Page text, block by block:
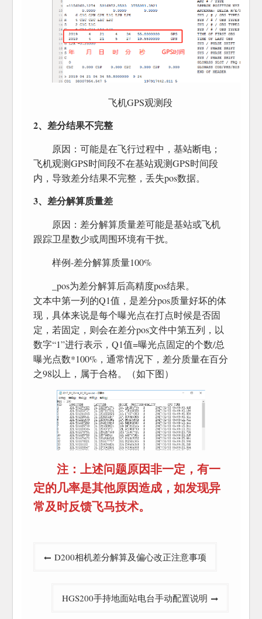
飞机GPS观测段
2、差分结果不完整
原因：可能是在飞行过程中，基站断电；
飞机观测GPS时间段不在基站观测GPS时间段
内，导致差分结果不完整，丢失pos数据。
3、差分解算质量差
原因：差分解算质量差可能是基站或飞机
跟踪卫星数少或周围环境有干扰。
样例-差分解算质量100%
_pos为差分解算后高精度pos结果。
文本中第一列的Q1值，是差分pos质量好坏的体
现，具体来说是每个曝光点在打点时候是否固
定，若固定，则会在差分pos文件中第五列，以
数字“1”进行表示，Q1值=曝光点固定的个数/总
曝光点数*100%，通常情况下，差分质量在百分
之98以上，属于合格。（如下图）
注：上述问题原因非一定，有一
定的几率是其他原因造成，如发现异
常及时反馈飞马技术。
D200相机差分解算及偏心改正注意事项
HGS200手持地面站电台手动配置说明